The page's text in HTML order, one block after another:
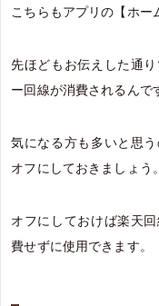
こちらもアプリの【ホー
先ほどもお伝えした通
ー回線が消費されるんで
気になる方も多いと思
オフにしておきましょう。
オフにしておけば楽天
費せずに使用できます。